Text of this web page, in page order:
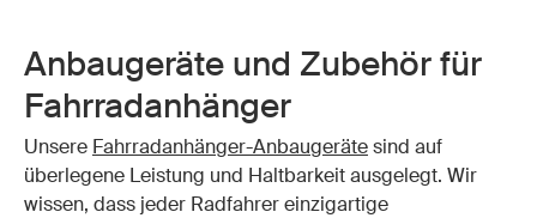
Anbaugeräte und Zubehör für
Fahrradanhänger
Unsere Fahrradanhänger-Anbaugerätesind auf
überlegene Leistung und Haltbarkeit ausgelegt. Wir
wissen, dass jeder Radfahrer einzigartige